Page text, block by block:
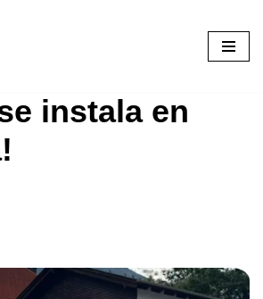
instala en